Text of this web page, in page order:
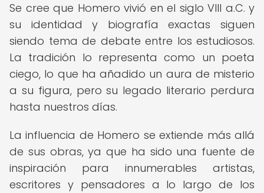
Se cree que Homero vivió en el siglo VIII a.C. y
su identidad y biografía exactas siguen
siendo tema de debate entre los estudiosos.
La tradición lo representa como un poeta
ciego, lo que ha añadido un aura de misterio
a su figura, pero su legado literario perdura
hasta nuestros días.
La influencia de Homero se extiende más allá
de sus obras, ya que ha sido una fuente de
inspiración para innumerables artistas,
escritores y pensadores a lo largo de los